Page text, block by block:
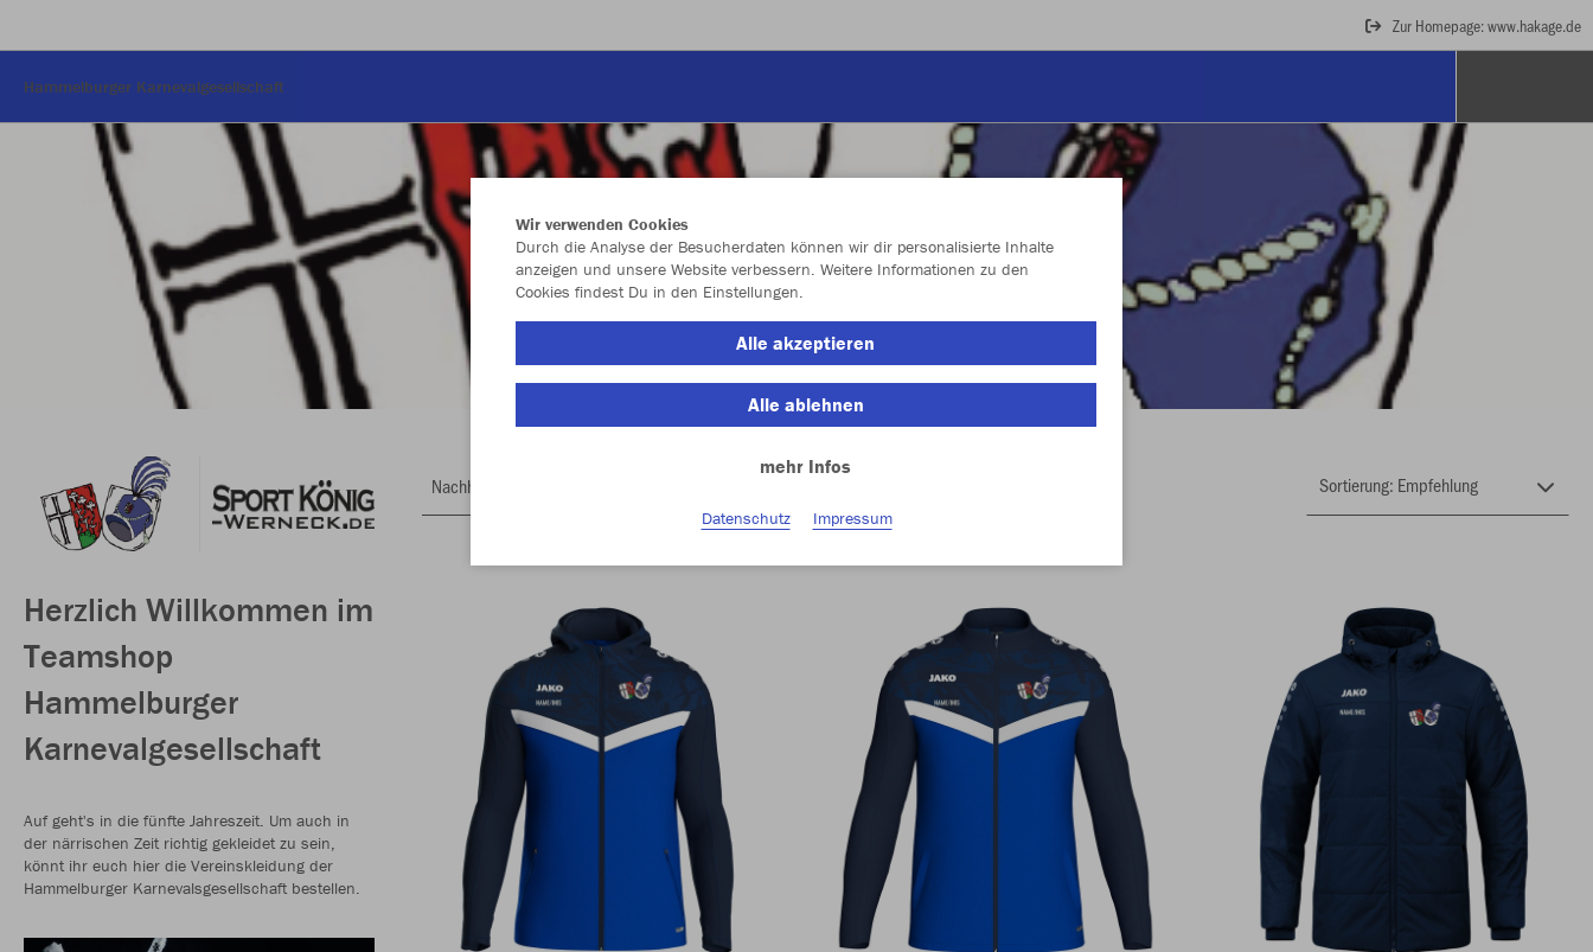
Zur Homepage: www.hakage.de
Hammelburger Karnevalgesellschaft
Herzlich Willkommen im
Teamshop
Hammelburger
Karnevalgesellschaft
Auf geht's in die fünfte Jahreszeit. Um auch in
der närrischen Zeit richtig gekleidet zu sein,
könnt ihr euch hier die Vereinskleidung der
Hammelburger Karnevalsgesellschaft bestellen.
Nachhaltig
Wir verwenden Cookies
Durch die Analyse der Besucherdaten können wir dir personalisierte Inhalte
anzeigen und unsere Website verbessern. Weitere Informationen zu den
Cookies findest Du in den Einstellungen.
Alle akzeptieren
Alle ablehnen
mehr Infos
Datenschutz Impressum